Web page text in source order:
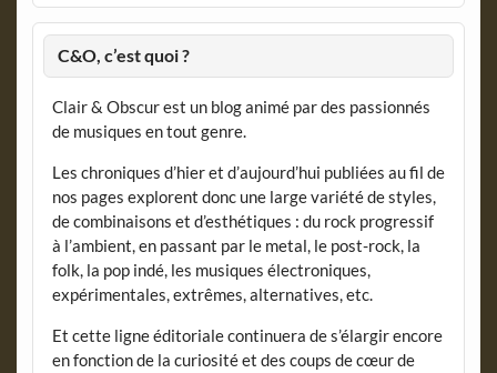
C&O, c’est quoi ?
Clair & Obscur est un blog animé par des passionnés
de musiques en tout genre.
Les chroniques d’hier et d’aujourd’hui publiées au fil de
nos pages explorent donc une large variété de styles,
de combinaisons et d’esthétiques : du rock progressif
à l’ambient, en passant par le metal, le post-rock, la
folk, la pop indé, les musiques électroniques,
expérimentales, extrêmes, alternatives, etc.
Et cette ligne éditoriale continuera de s’élargir encore
en fonction de la curiosité et des coups de cœur de